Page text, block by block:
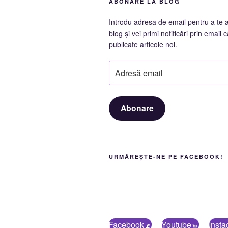
Introdu adresa de email pentru a te
blog și vei primi notificări prin email
publicate articole noi.
email
Abonare
URMĂREȘTE-NE PE FACEBOOK!
Facebook Youtube